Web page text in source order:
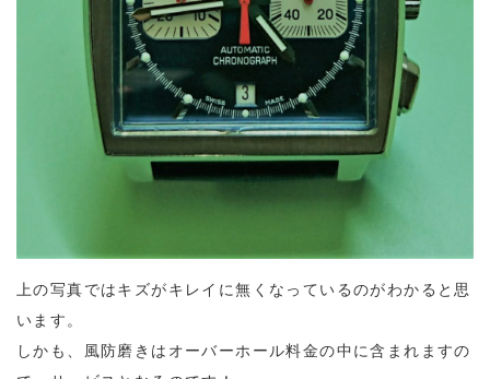
上の写真ではキズがキレイに無くなっているのがわかると思
います。
しかも、風防磨きはオーバーホール料金の中に含まれますの